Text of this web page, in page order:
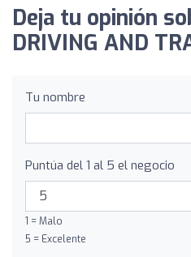
Deja tu opinión
DRIVING AND
Tu nombre
Puntúa del 1 al 5 el negocio
1 = Malo
5 = Excelente